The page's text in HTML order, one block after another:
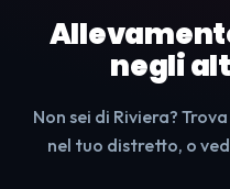
negli
Non sei di Riviera?
nel tuo distretto, o